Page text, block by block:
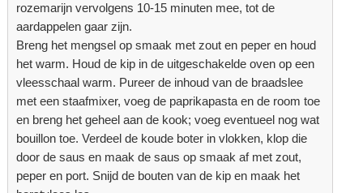
rozemarijn vervolgens 10-15 minuten mee, tot de
aardappelen gaar zijn.
Breng het mengsel op smaak met zout en peper en houd
het warm. Houd de kip in de uitgeschakelde oven op een
vleesschaal warm. Pureer de inhoud van de braadslee
met een staafmixer, voeg de paprikapasta en de room toe
en breng het geheel aan de kook; voeg eventueel nog wat
bouillon toe. Verdeel de koude boter in vlokken, klop die
door de saus en maak de saus op smaak af met zout,
peper en port. Snijd de bouten van de kip en maak het